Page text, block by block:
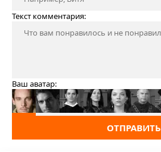
Текст комментария:
Ваш аватар:
ОТПРАВИТЬ